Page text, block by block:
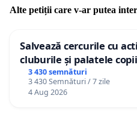
Alte petiții care v-ar putea
Salvează cercurile cu
cluburile și palatele
3 430 semnături
3 430 Semnături / 7 zile
4 Aug 2026